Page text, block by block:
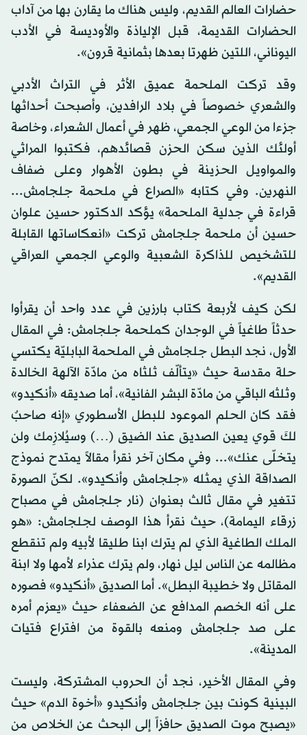
حضارات العالم القديم، وليس هناك ما يقارن بها من آداب
الحضارات القديمة، قبل الإلياذة والأوديسة في الأدب
اليوناني، اللتين ظهرتا بعدها بثمانية قرون».
وقد تركت الملحمة عميق الأثر في التراث الأدبي
والشعري خصوصاً في بلاد الرافدين، وأصبحت أحداثها
جزءا من الوعي الجمعي، ظهر في أعمال الشعراء، وخاصة
أولئك الذين سكن الحزن قصائدهم، فكتبوا المراثي
والمواويل الحزينة في بطون الأهوار وعلى ضفاف
النهرين. وفي كتابه «الصراع في ملحمة جلجامش...
قراءة في جدلية الملحمة» يؤكد الدكتور حسين علوان
حسين أن ملحمة جلجامش تركت «انعكاساتها القابلة
للتشخيص للذاكرة الشعبية والوعي الجمعي العراقي
القديم».
لكن كيف لأربعة كتاب بارزين في عدد واحد أن يقرأوا
حدثاً طاغياً في الوجدان كملحمة جلجامش: في المقال
الأول، نجد البطل جلجامش في الملحمة البابليّة يكتسي
حلة مقدسة حيث «يتألّف ثلثاه من مادّة الآلهة الخالدة
وثلثه الباقي من مادّة البشر الفانية»، أما صديقه «أنكيدو»
فقد كان الحلم الموعود للبطل الأسطوري «إنه صاحبٌ
لكَ قوي يعين الصديق عند الضيق (…) وسيُلازِمك ولن
يتخلّى عنك»... وفي مكان آخر نقرأ مقالاً يمتدح نموذج
الصداقة الذي يمثله «جلجامش وأنكيدو». لكنّ الصورة
تتغير في مقال ثالث بعنوان (نار جلجامش في مصباح
زرقاء اليمامة)، حيث نقرأ هذا الوصف لجلجامش: «هو
الملك الطاغية الذي لم يترك ابنا طليقا لأبيه ولم تنقطع
مظالمه عن الناس ليل نهار، ولم يترك عذراء لأمها ولا ابنة
المقاتل ولا خطيبة البطل». أما الصديق «أنكيدو» فصوره
على أنه الخصم المدافع عن الضعفاء حيث «يعزم أمره
على صد جلجامش ومنعه بالقوة من افتراع فتيات
المدينة».
وفي المقال الأخير، نجد أن الحروب المشتركة، وليست
البينية كونت بين جلجامش وأنكيدو «أخوة الدم» حيث
«يصبح موت الصديق حافزاً إلى البحث عن الخلاص من